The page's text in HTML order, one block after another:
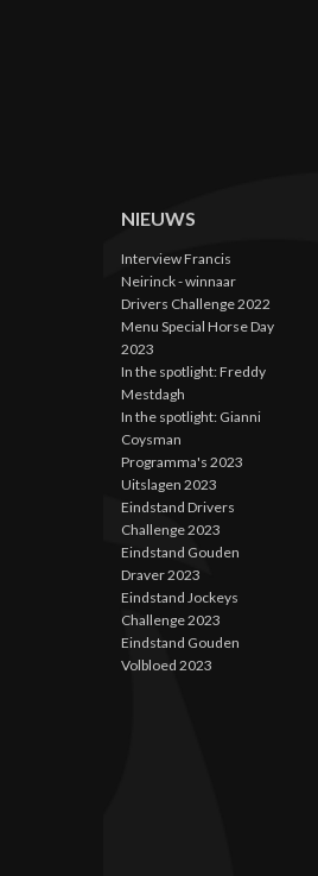
NIEUWS
Interview Francis
Neirinck - winnaar
Drivers Challenge 2022
Menu Special Horse Day
2023
In the spotlight: Freddy
Mestdagh
In the spotlight: Gianni
Coysman
Programma's 2023
Uitslagen 2023
Eindstand Drivers
Challenge 2023
Eindstand Gouden
Draver 2023
Eindstand Jockeys
Challenge 2023
Eindstand Gouden
Volbloed 2023